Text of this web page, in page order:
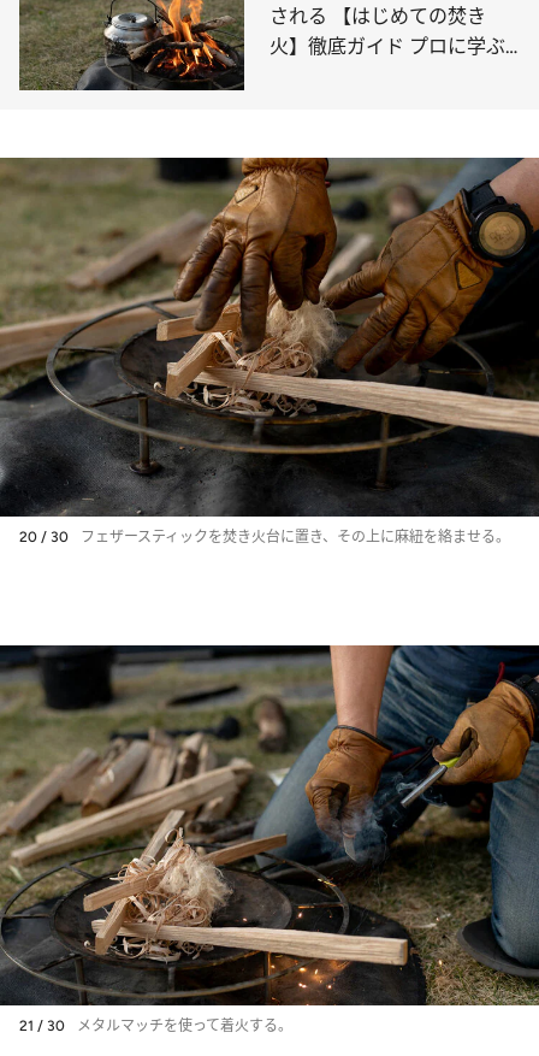
される 【はじめての焚き
火】徹底ガイド プロに学ぶ
20 / 30 フェザースティックを焚き火台に置き、その上に麻紐を絡ませる。
21 / 30 メタルマッチを使って着火する。